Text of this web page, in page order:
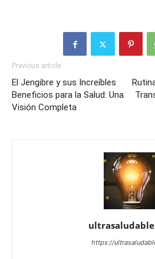
Previous article
El Jengibre y sus Increíbles
Beneficios para la Salud: Una
Visión Completa
https://